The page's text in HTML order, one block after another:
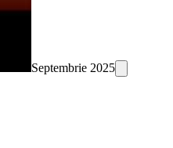
Septembrie 2025